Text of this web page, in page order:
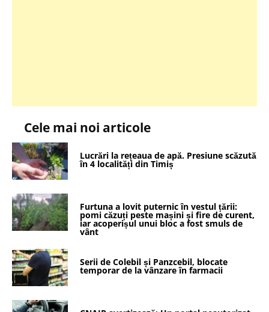
Cele mai noi articole
Lucrări la rețeaua de apă. Presiune scăzută
în 4 localități din Timiș
Furtuna a lovit puternic în vestul țării:
pomi căzuți peste mașini și fire de curent,
iar acoperișul unui bloc a fost smuls de
vânt
Serii de Colebil și Panzcebil, blocate
temporar de la vânzare în farmacii